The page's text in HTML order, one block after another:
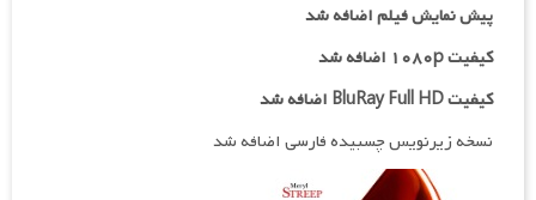
پیش نمایش فیلم اضافه شد
کیفیت ۱۰۸۰p اضافه شد
کیفیت BluRay Full HD اضافه شد
نسخه زیرنویس چسبیده فارسی اضافه شد